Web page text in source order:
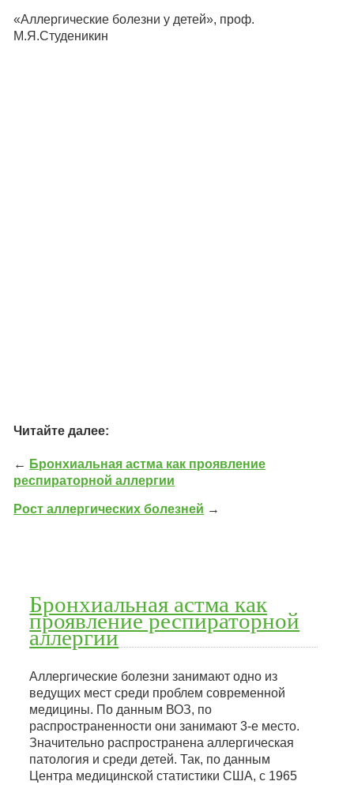
«Аллергические болезни у детей», проф.
М.Я.Студеникин
Читайте далее:
← Бронхиальная астма как проявление
респираторной аллергии
Рост аллергических болезней →
Бронхиальная астма как
проявление респираторной
аллергии
Аллергические болезни занимают одно из
ведущих мест среди проблем современной
медицины. По данным ВОЗ, по
распространенности они занимают 3-е место.
Значительно распространена аллергическая
патология и среди детей. Так, по данным
Центра медицинской статистики США, с 1965